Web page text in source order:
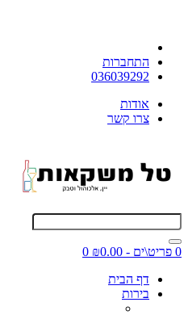
התחברות
036039292
אודות
צרו קשר
0 פריט\ים - ₪0.00
0
דף הבית
בירות